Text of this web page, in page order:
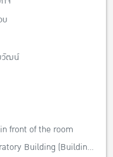
บ
วัฒน์
front of the room
Building (Building